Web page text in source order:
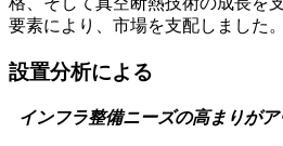
要素により、市場を支配しました。
設置分析による
インフラ整備ニーズの高まりが